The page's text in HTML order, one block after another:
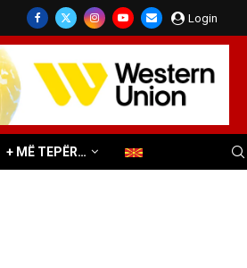
Login
+ MË TEPËR…